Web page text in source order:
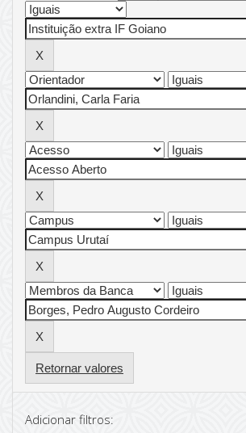
Retornar valores
Adicionar filtros: